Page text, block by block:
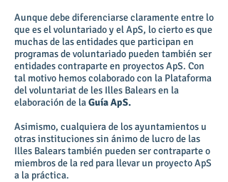
Aunque debe diferenciarse claramente entre lo
que es el voluntariado y el ApS, lo cierto es que
muchas de las entidades que participan en
programas de voluntariado pueden también ser
entidades contraparte en proyectos ApS. Con
tal motivo hemos colaborado con la Plataforma
del voluntariat de les Illes Balearsen la
elaboración de laGuía ApS.
Asimismo, cualquiera de los ayuntamientos u
otras instituciones sin ánimo de lucro de las
Illes Balears también pueden ser contraparte o
miembros de la red para llevar un proyecto ApS
a la práctica.